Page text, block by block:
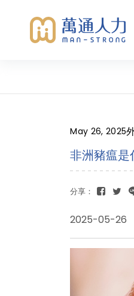
May 26, 2025
非洲豬瘟是
分享：
2025-05-26